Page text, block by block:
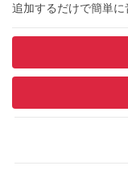
追加するだけで簡単に